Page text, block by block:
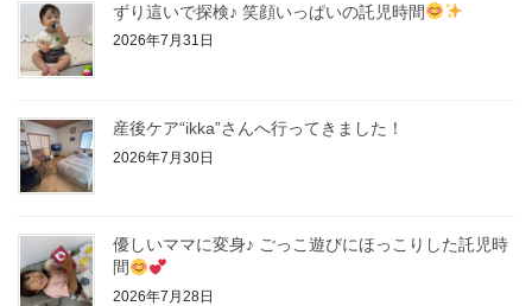
ずり這いで探検♪ 笑顔いっぱいの託児時間
2026年7月31日
産後ケア“ikka”さんへ行ってきました！
2026年7月30日
優しいママに変身♪ ごっこ遊びにほっこりした託児時
間
2026年7月28日